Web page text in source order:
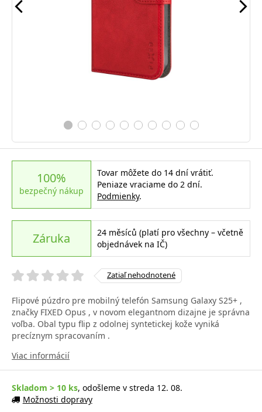
100%
bezpečný nákup
Tovar môžete do 14 dní vrátiť.
Peniaze vraciame do 2 dní.
Podmienky.
Záruka
24 měsíců (platí pro všechny – včetně
objednávek na IČ)
Zatiaľ nehodnotené
Flipové púzdro pre mobilný telefón Samsung Galaxy S25+ ,
značky FIXED Opus , v novom elegantnom dizajne je správna
voľba. Obal typu flip z odolnej syntetickej kože vyniká
precíznym spracovaním .
Viac informácií
Skladom > 10 ks, odošleme v streda 12. 08.
Možnosti dopravy